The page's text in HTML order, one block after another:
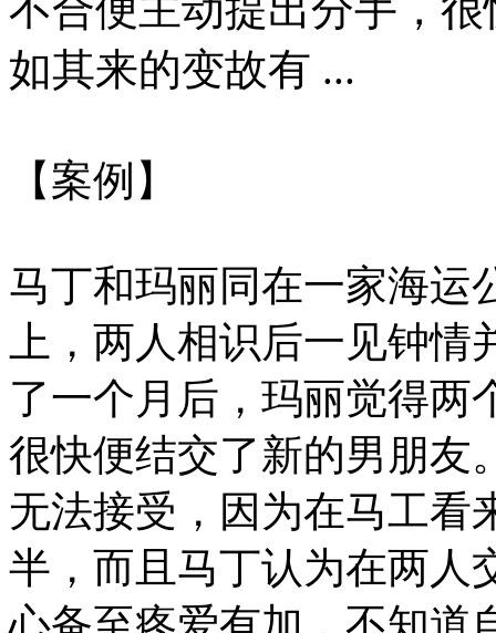
不合便主动提出分手，
如其来的变故有 ...
【案例】
马丁和玛丽同在一家海运
上，两人相识后一见钟
了一个月后，玛丽觉得两
很快便结交了新的男朋友
无法接受，因为在马工看
半，而且马丁认为在两人